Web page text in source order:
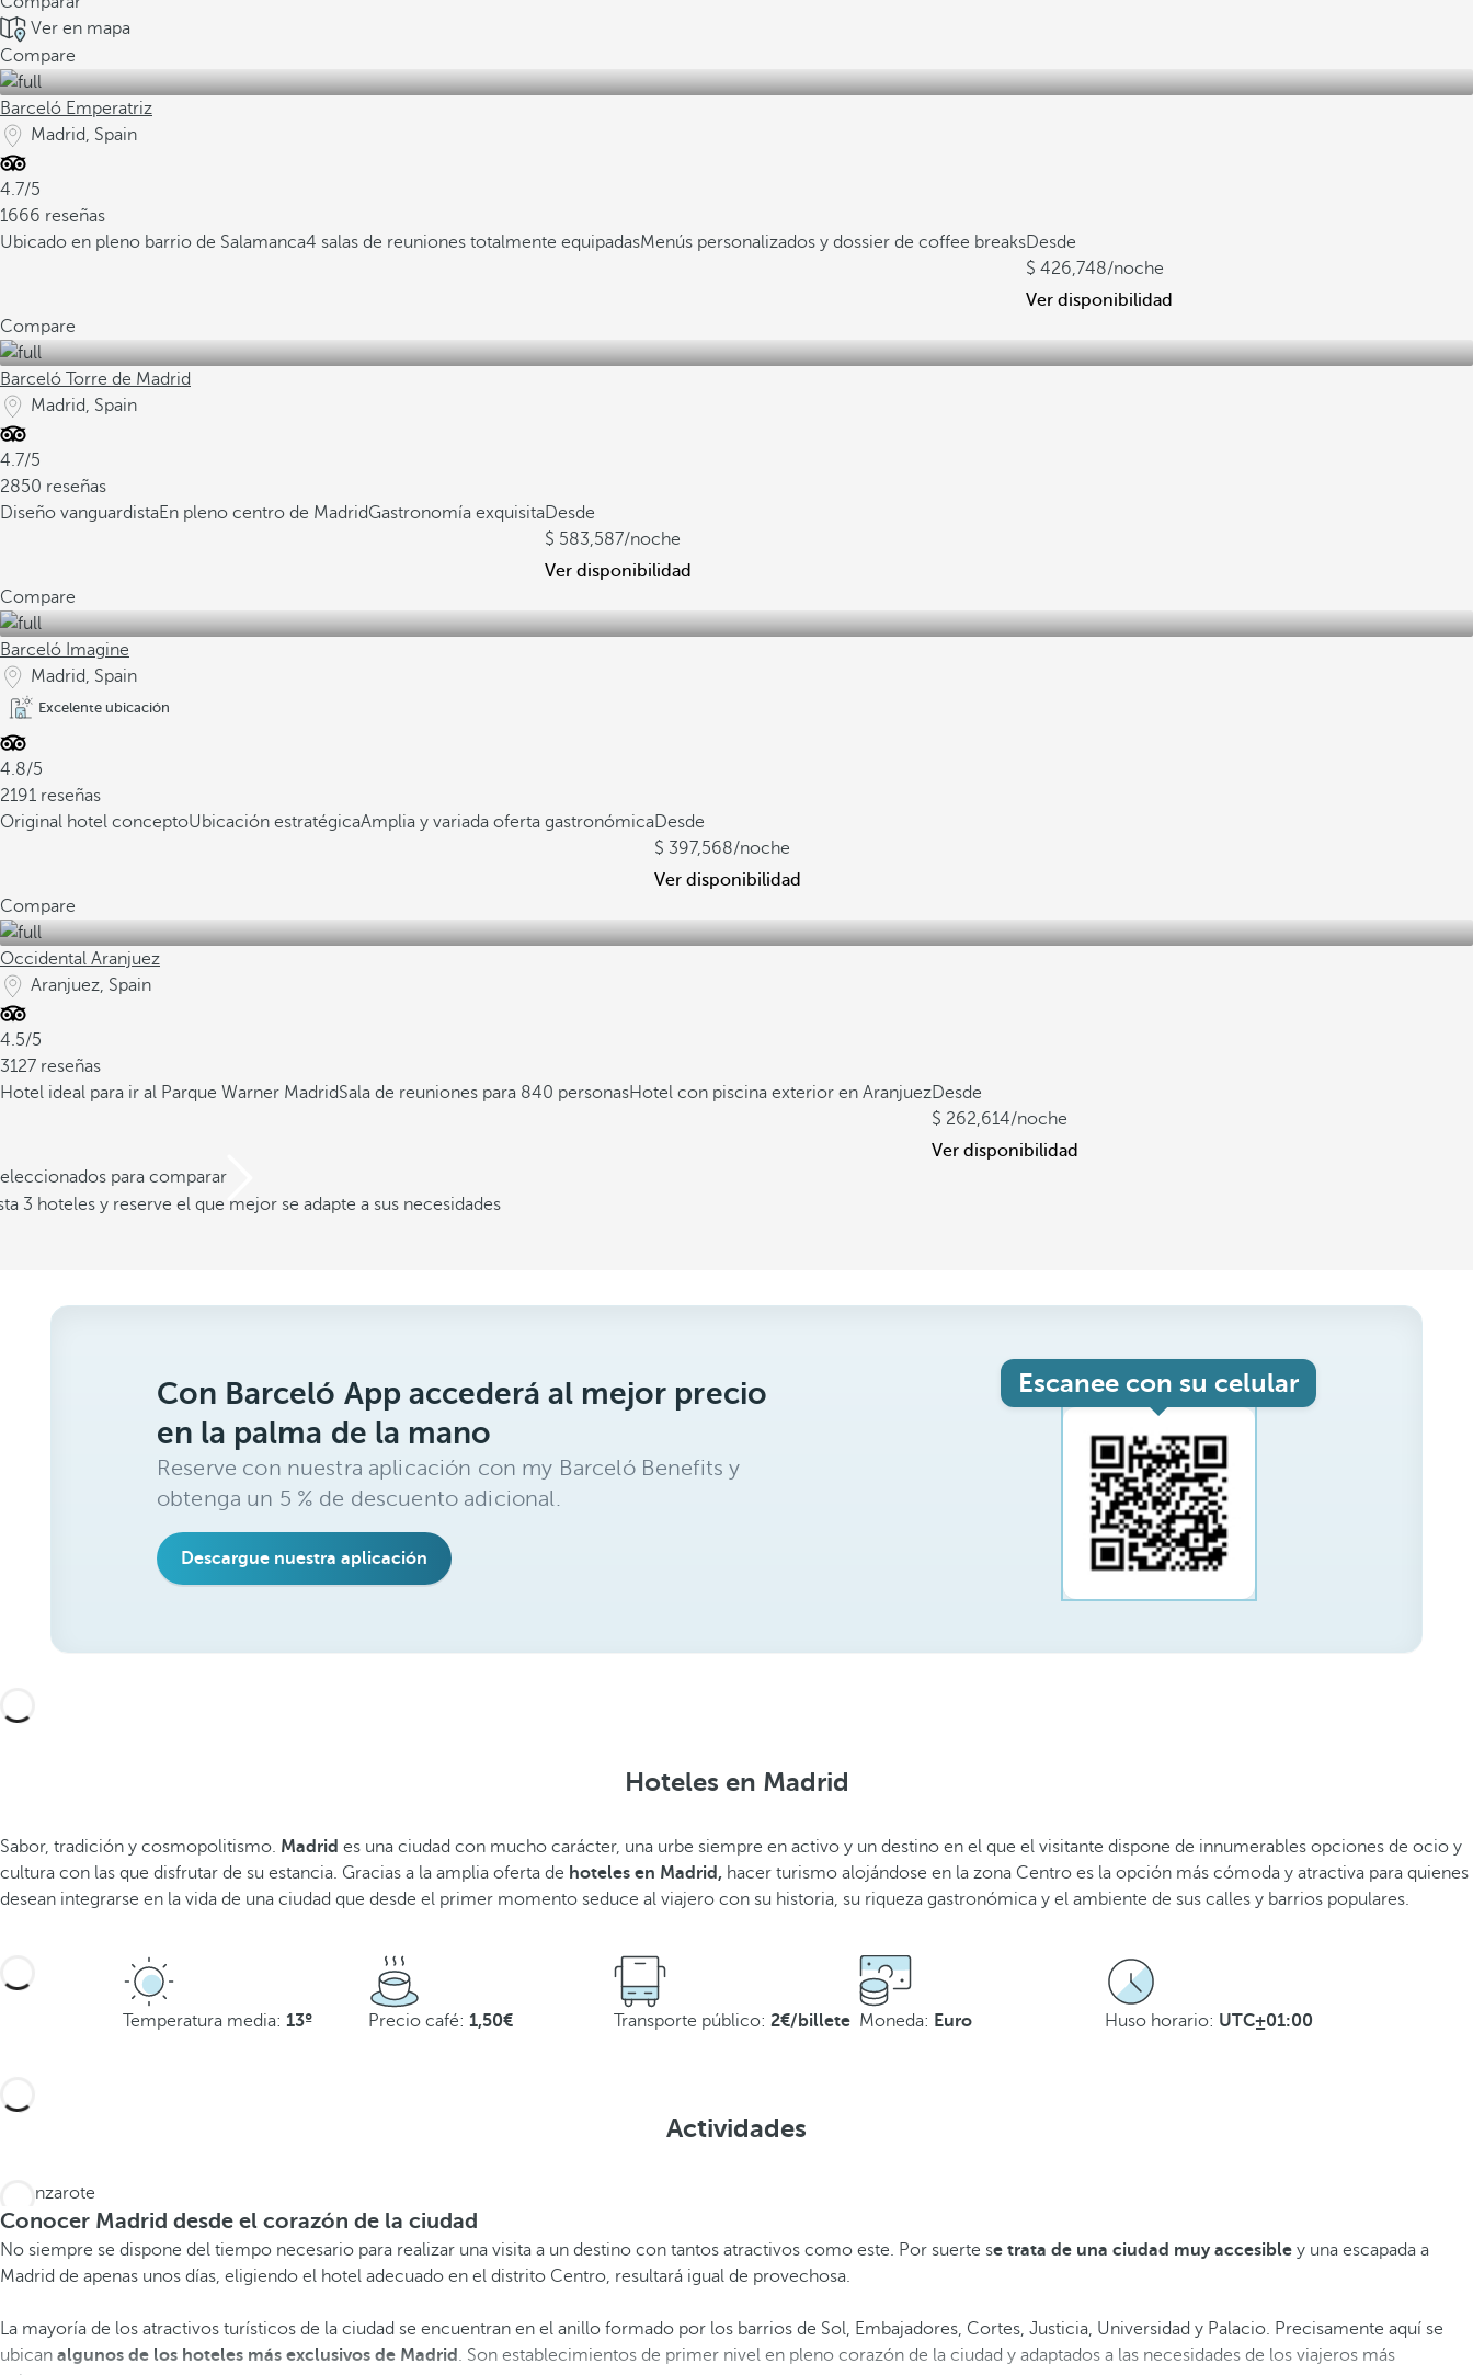
Ver en mapa
Compare
Barceló Emperatriz
Madrid, Spain
4.7/5
1666 reseñas
Ubicado en pleno barrio de Salamanca4 salas de reuniones totalmente equipadasMenús personalizados y dossier de coffee breaksDesde
426,748/noche
Ver disponibilidad
Compare
Barceló Torre de Madrid
Madrid, Spain
4.7/5
2850 reseñas
Diseño vanguardistaEn pleno centro de MadridGastronomía exquisitaDesde
583,587/noche
Ver disponibilidad
Compare
Barceló Imagine
Madrid, Spain
Excelente ubicación
4.8/5
2191 reseñas
Original hotel conceptoUbicación estratégicaAmplia y variada oferta gastronómicaDesde
397,568/noche
Ver disponibilidad
Compare
Occidental Aranjuez
Aranjuez, Spain
4.5/5
3127 reseñas
Hotel ideal para ir al Parque Warner MadridSala de reuniones para 840 personasHotel con piscina exterior en AranjuezDesde
262,614/noche
Ver disponibilidad
para comparar
3 hoteles y reserve el que mejor se adapte a sus necesidades
Con Barceló App accederá al mejor precio
en la palma de la mano
Reserve con nuestra aplicación con my Barceló Benefits y
obtenga un 5 % de descuento adicional.
Descargue nuestra aplicación
Escanee con su celular
Hoteles en Madrid
Sabor, tradición y cosmopolitismo. Madrid es una ciudad con mucho carácter, una urbe siempre en activo y un destino en el que el visitante dispone de innumerables opciones de ocio y
cultura con las que disfrutar de su estancia. Gracias a la amplia oferta de hoteles en Madrid, hacer turismo alojándose en la zona Centro es la opción más cómoda y atractiva para quienes
desean integrarse en la vida de una ciudad que desde el primer momento seduce al viajero con su historia, su riqueza gastronómica y el ambiente de sus calles y barrios populares.
Temperatura media: 13º Precio café: 1,50€ Transporte público: 2€/billete Moneda: Euro Huso horario: UTC±01:00
Actividades
Conocer Madrid desde el corazón de la ciudad
No siempre se dispone del tiempo necesario para realizar una visita a un destino con tantos atractivos como este. Por suerte se trata de una ciudad muy accesible y una escapada a
Madrid de apenas unos días, eligiendo el hotel adecuado en el distrito Centro, resultará igual de provechosa.
La mayoría de los atractivos turísticos de la ciudad se encuentran en el anillo formado por los barrios de Sol, Embajadores, Cortes, Justicia, Universidad y Palacio. Precisamente aquí se
ubican algunos de los hoteles más exclusivos de Madrid. Son establecimientos de primer nivel en pleno corazón de la ciudad y adaptados a las necesidades de los viajeros más